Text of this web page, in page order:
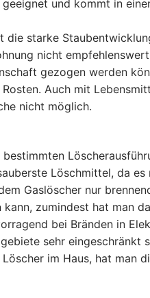
und kommt in
die starke
nicht
gezogen werden
Auch mit
nicht möglich.
Löschmittel, da
Gaslöscher nur
zumindest hat man
bei Bränden in
sehr eingeschränkt
im Haus, hat man